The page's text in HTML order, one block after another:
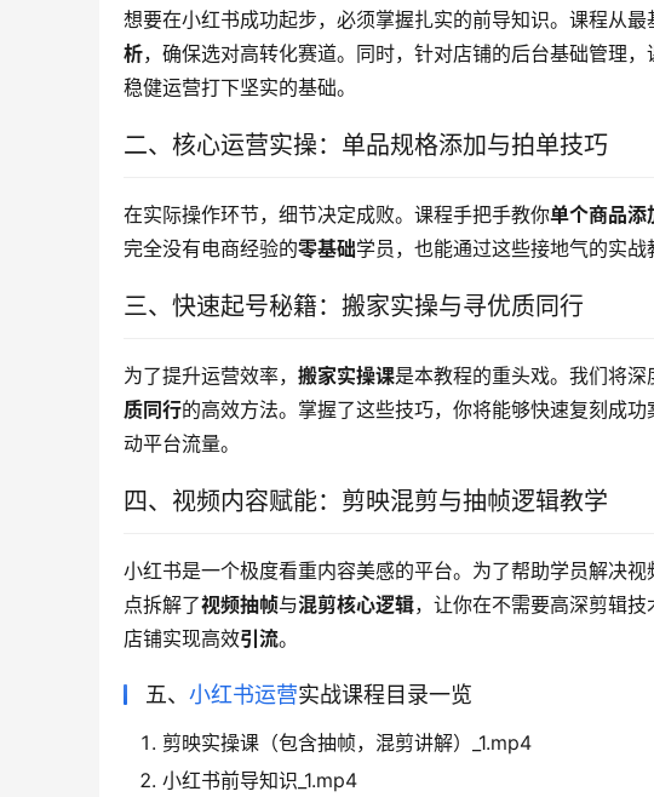
想要在小红书成功起步，必须掌握扎实的前导知识。课程从最
析，确保选对高转化赛道。同时，针对店铺的后台基础管理，
稳健运营打下坚实的基础。
二、核心运营实操：单品规格添加与拍单技巧
在实际操作环节，细节决定成败。课程手把手教你单个商品添
完全没有电商经验的零基础学员，也能通过这些接地气的实战
三、快速起号秘籍：搬家实操与寻优质同行
为了提升运营效率， 搬家实操课是本教程的重头戏。我们将
质同行的高效方法。掌握了这些技巧，你将能够快速复刻成
动平台流量。
四、视频内容赋能：剪映混剪与抽帧逻辑教学
小红书是一个极度看重内容美感的平台。为了帮助学员解决
点拆解了视频抽帧与混剪核心逻辑，让你在不需要高深剪辑
店铺实现高效引流。
五、 小红书运营实战课程目录一览
剪映实操课（包含抽帧，混剪讲解）_1.mp4
小红书前导知识_1.mp4